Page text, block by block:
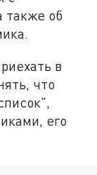
также об
в
что
его